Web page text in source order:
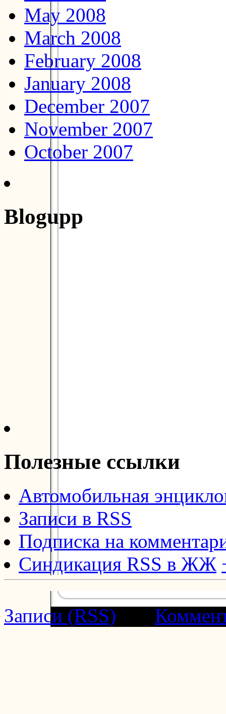
May 2008
March 2008
February 2008
January 2008
December 2007
November 2007
October 2007
Blogupp
Полезные ссылки
Автомобильная
Записи в RSS
Подписка на
Синдикация RSS в ЖЖ
Записи (RSS)